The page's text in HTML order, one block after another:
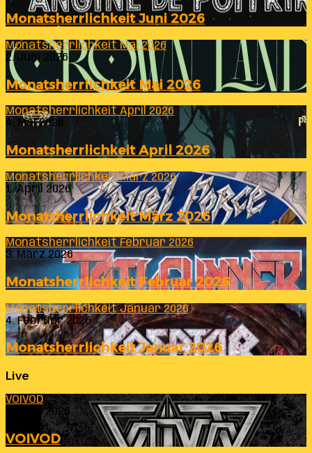
Monatsherrlichkeit Juni 2026
Monatsherrlichkeit Mai 2026
2. Juni 2026
Monatsherrlichkeit Mai 2026
Monatsherrlichkeit April 2026
4. Mai 2026
Monatsherrlichkeit April 2026
Monatsherrlichkeit März 2026
1. April 2026
Monatsherrlichkeit März 2026
Monatsherrlichkeit Februar 2026
3. März 2026
Monatsherrlichkeit Februar 2026
Monatsherrlichkeit Januar 2026
4. Februar 2026
Monatsherrlichkeit Januar 2026
Live
VOIVOD
23. Juli 2026
VOIVOD